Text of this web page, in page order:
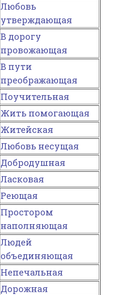
Любовь
утверждающая
В дорогу
провожающая
В пути
преображающая
Поучительная
Жить помогающая
Житейская
Любовь несущая
Добродушная
Ласковая
Реющая
Простором
наполняющая
Людей
объединяющая
Непечальная
Дорожная